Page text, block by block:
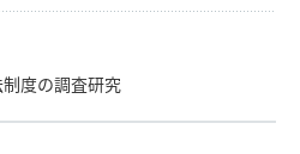
度の調査研究